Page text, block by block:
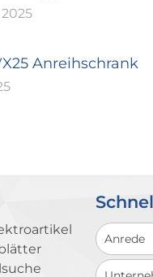
Anreihschrank